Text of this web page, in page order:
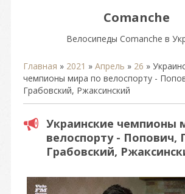
Comanche
Велосипеды Comanche в
Главная » 2021 » Апрель » 26 »
чемпионы мира по велоспорту -
Грабовский, Ржаксинский
Украинские чемпионы
велоспорту - Попович,
Грабовский,